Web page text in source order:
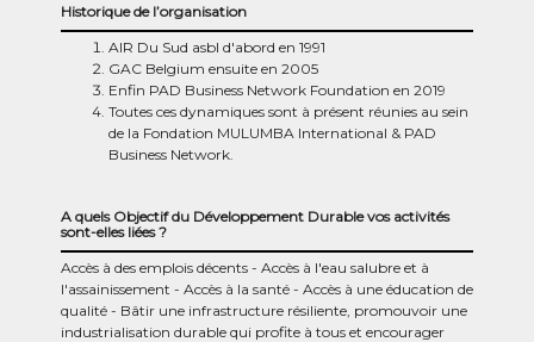
Historique de l’organisation
AIR Du Sud asbl d'abord en 1991
GAC Belgium ensuite en 2005
Enfin PAD Business Network Foundation en 2019
Toutes ces dynamiques sont à présent réunies au sein
de la Fondation MULUMBA International & PAD
Business Network.
A quels Objectif du Développement Durable vos activités
sont-elles liées ?
Accès à des emplois décents
Accès à l'eau salubre et à
l'assainissement
Accès à la santé
Accès à une éducation de
qualité
Bâtir une infrastructure résiliente, promouvoir une
industrialisation durable qui profite à tous et encourager